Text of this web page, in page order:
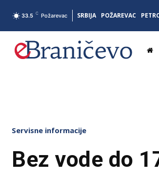
33.5 C Požarevac SRBIJA POŽAREVAC
Servisne informacije
Bez vode do